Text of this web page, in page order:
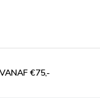
€75,-